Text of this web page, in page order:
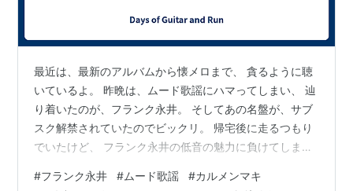
最近は、最新のアルバムから懐メロまで、 貪るように聴
いているよ。 昨晩は、ムード歌謡にハマってしまい、 辿
り着いたのが、フランク永井。 そしてあの名盤が、サブ
スク解禁されていたのでビックリ。 帰宅後に走るつもり
でいたけど、 フランク永井の低音の魅力に負けてしまっ
guitamac.blog.jp guitamac.blog.jp guitamac.blog.jp
#フランク永井 #ムード歌謡 #カルメンマキ